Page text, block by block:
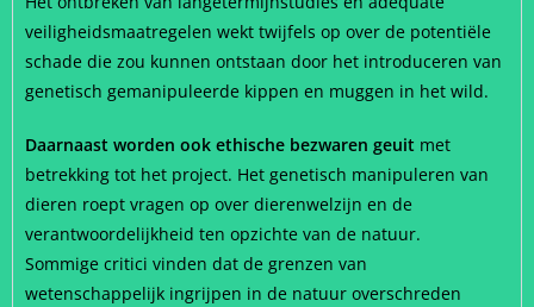
veiligheidsmaatregelen wekt twijfels op over de potentiële
schade die zou kunnen ontstaan door het introduceren van
genetisch gemanipuleerde kippen en muggen in het wild.
Daarnaast worden ook ethische bezwaren geuit met
betrekking tot het project. Het genetisch manipuleren van
dieren roept vragen op over dierenwelzijn en de
verantwoordelijkheid ten opzichte van de natuur.
Sommige critici vinden dat de grenzen van
wetenschappelijk ingrijpen in de natuur overschreden